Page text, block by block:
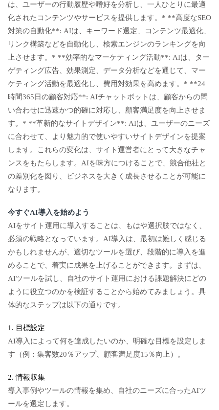
は、ユーザーの行動履歴や嗜好を分析し、一人ひとりに最適
化されたコンテンツやサービスを提供します。* **高度なSEO
対策の自動化**: AIは、キーワード選定、コンテンツ最適化、
リンク構築などを自動化し、検索エンジンのランキングを向
上させます。* **効率的なマーケティング活動**: AIは、ター
ゲティング広告、効果測定、データ分析などを通じて、マー
ケティング活動を最適化し、費用対効果を高めます。* **24
時間365日の顧客対応**: AIチャットボットは、顧客からの問
い合わせに迅速かつ的確に対応し、顧客満足度を向上させま
す。* **革新的なサイトデザイン**: AIは、ユーザーのニーズ
に合わせて、より魅力的で使いやすいサイトデザインを提案
します。これらの変化は、サイト運営者にとって大きなチャ
ンスをもたらします。AIを味方につけることで、競合他社と
の差別化を図り、ビジネスを大きく成長させることが可能に
なります。
今すぐAI導入を始めよう
AIをサイト運用に導入することは、もはや選択肢ではなく、
必須の戦略となっています。AI導入は、最初は難しく感じる
かもしれませんが、適切なツールを選び、段階的に導入を進
めることで、着実に成果を上げることができます。まずは、
AIツールを試し、自社のサイト運用における課題解決にどの
ように役立つのかを検証することから始めてみましょう。具
体的なステップは以下の通りです。
1. 目標設定
AI導入によって何を達成したいのか、明確な目標を設定しま
す（例：集客数20％アップ、顧客満足度15％向上）。
2. 情報収集
導入事例やツールの情報を集め、自社のニーズに合ったAIツ
ールを選定します。